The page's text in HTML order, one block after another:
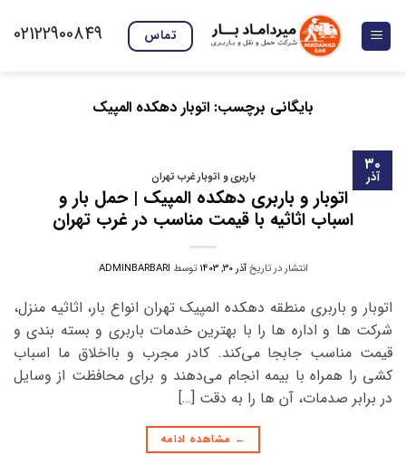
content
تماس 02122900849
بایگانی برچسب: اتوبار دهکده المپیک
۳۰
آذر باربری و اتوبار غرب تهران
اتوبار و باربری دهکده المپیک | حمل بار و
اسباب اثاثیه با قیمت مناسب در غرب تهران
انتشار در تاریخآذر ۳۰, ۱۴۰۳ توسط ADMINBARBARI
اتوبار و باربری منطقه دهکده المپیک تهران انواع بار، اثاثیه منزل،
شرکت‌ ها و اداره‌ ها را با بهترین خدمات باربری و بسته‌ بندی و
قیمت مناسب جابجا می‌کند. کادر مجرب و بااخلاق ما اسباب‌
کشی را همراه با بیمه انجام می‌دهند و برای محافظت از وسایل
در برابر صدمات، آن‌ ها را به‌ دقت […]
← مشاهده ادامه